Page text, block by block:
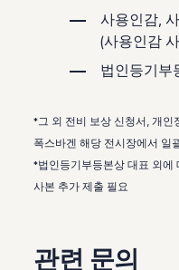
사용인감,
(사용인감
법인등기부
*그 외 전비 보상 신청서, 개인
폭스바겐 해당 전시장에서 일
*법인등기부등본상 대표 외에
사본 추가 제출 필요
관련 문의